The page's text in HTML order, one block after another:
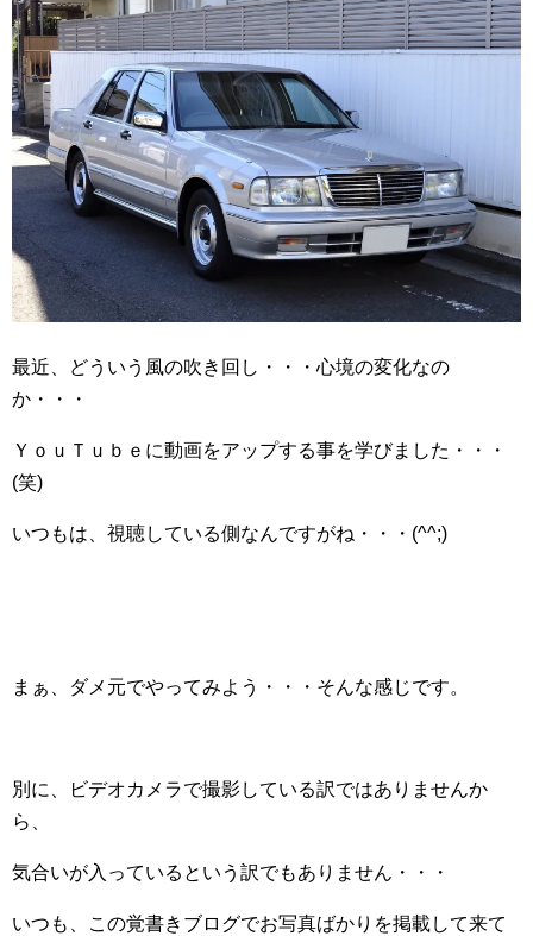
最近、どういう風の吹き回し・・・心境の変化なの
か・・・
ＹｏｕＴｕｂｅに動画をアップする事を学びました・・・
(笑)
いつもは、視聴している側なんですがね・・・(^^;)ゞ
まぁ、ダメ元でやってみよう・・・そんな感じです。
別に、ビデオカメラで撮影している訳ではありませんか
ら、
気合いが入っているという訳でもありません・・・
いつも、この覚書きブログでお写真ばかりを掲載して来て